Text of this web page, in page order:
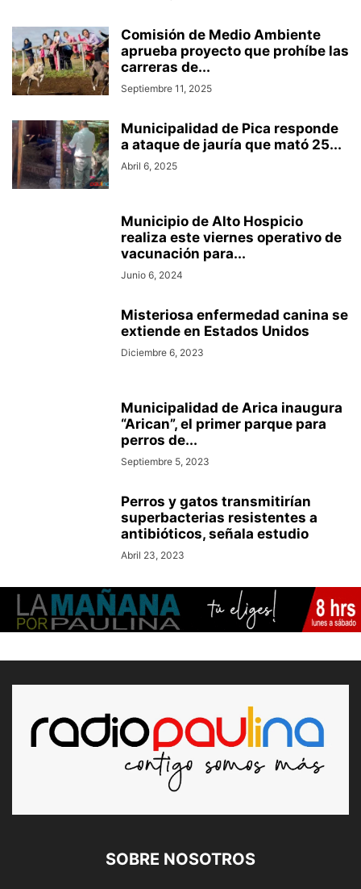
Comisión de Medio Ambiente
aprueba proyecto que prohíbe las
carreras de...
Septiembre 11, 2025
Municipalidad de Pica responde
a ataque de jauría que mató 25...
Abril 6, 2025
Municipio de Alto Hospicio
realiza este viernes operativo de
vacunación para...
Junio 6, 2024
Misteriosa enfermedad canina se
extiende en Estados Unidos
Diciembre 6, 2023
Municipalidad de Arica inaugura
“Arican”, el primer parque para
perros de...
Septiembre 5, 2023
Perros y gatos transmitirían
superbacterias resistentes a
antibióticos, señala estudio
Abril 23, 2023
SOBRE NOSOTROS